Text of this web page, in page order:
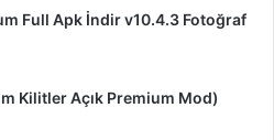
Full Apk İndir v10.4.3 Fotoğraf
Kilitler Açık Premium Mod)